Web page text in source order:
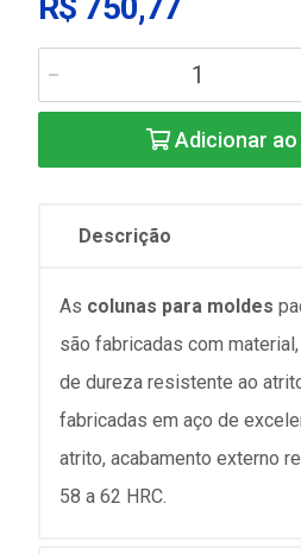
Adicionar
Descrição
As colunas para moldes
são fabricadas com
de dureza resistente ao
fabricadas em aço de
atrito, acabamento externo
58 a 62 HRC.